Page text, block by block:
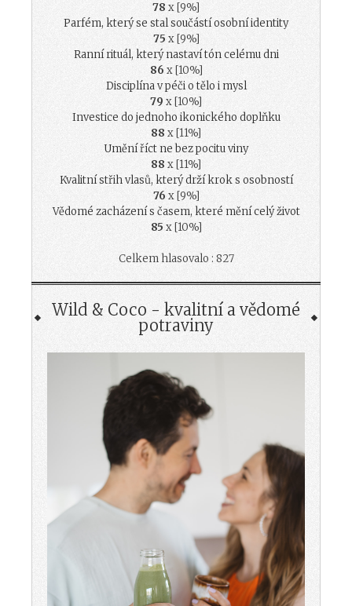
78 x [9%]
Parfém, který se stal součástí osobní identity
75 x [9%]
Ranní rituál, který nastaví tón celému dni
86 x [10%]
Disciplína v péči o tělo i mysl
79 x [10%]
Investice do jednoho ikonického doplňku
88 x [11%]
Umění říct ne bez pocitu viny
88 x [11%]
Kvalitní střih vlasů, který drží krok s osobností
76 x [9%]
Vědomé zacházení s časem, které mění celý život
85 x [10%]
Celkem hlasovalo : 827
Wild & Coco - kvalitní a vědomé
potraviny